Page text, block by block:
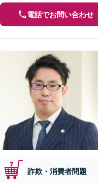
電話でお問い合わせ
詐欺・消費者問題